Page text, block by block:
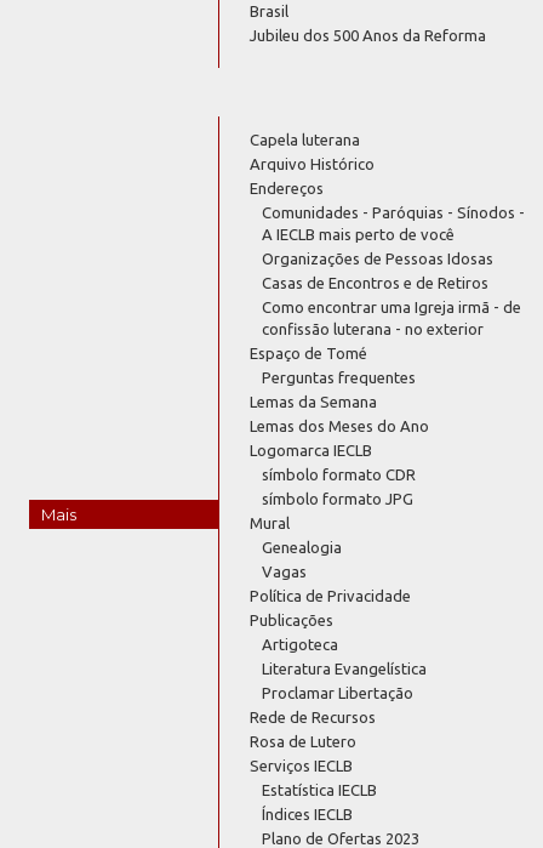
Brasil
Jubileu dos 500 Anos da Reforma
Mais
Capela luterana
Arquivo Histórico
Endereços
Comunidades - Paróquias - Sínodos -
A IECLB mais perto de você
Organizações de Pessoas Idosas
Casas de Encontros e de Retiros
Como encontrar uma Igreja irmã - de
confissão luterana - no exterior
Espaço de Tomé
Perguntas frequentes
Lemas da Semana
Lemas dos Meses do Ano
Logomarca IECLB
símbolo formato CDR
símbolo formato JPG
Mural
Genealogia
Vagas
Política de Privacidade
Publicações
Artigoteca
Literatura Evangelística
Proclamar Libertação
Rede de Recursos
Rosa de Lutero
Serviços IECLB
Estatística IECLB
Índices IECLB
Plano de Ofertas 2023